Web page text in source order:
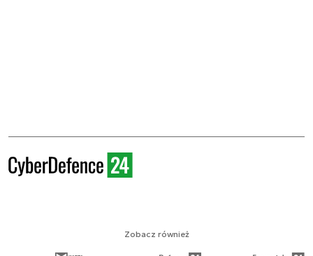
Zobacz również